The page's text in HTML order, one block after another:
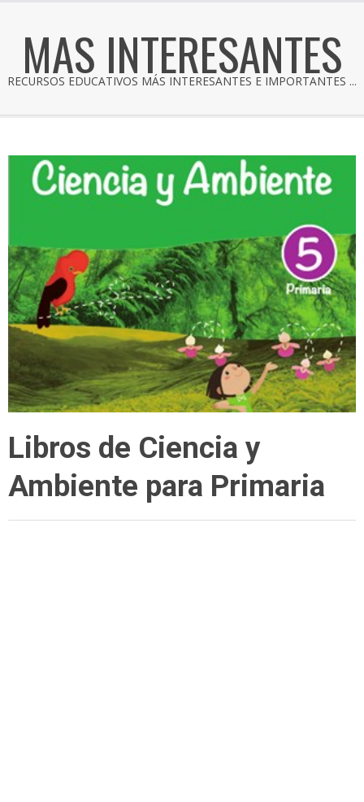
MAS INTERESANTES
RECURSOS EDUCATIVOS MÁS INTERESANTES E IMPORTANTES ...
Libros de Ciencia y
Ambiente para Primaria